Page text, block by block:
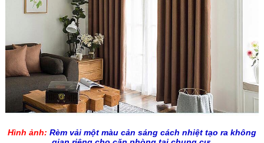
Hình ảnh: Rèm vải một màu cản sáng cách nhiệt tạo ra không